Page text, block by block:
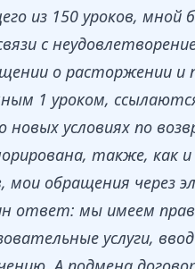
из 150 уроков, мной
с
о расторжении и
1 уроком,
условиях по
также, как
мои обращения через
ответ: мы имеем
услуги,